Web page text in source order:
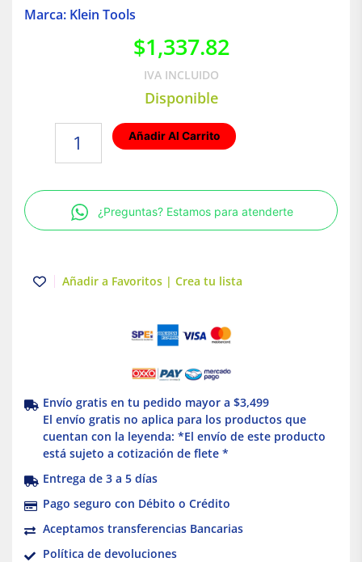
Marca: Klein Tools
$1,337.82
IVA INCLUIDO
Disponible
trabajo
linero
Grandes
Klein
Añadir Al Carrito
¿Preguntas? Estamos para atenderte
Añadir a Favoritos | Crea tu lista
Envío gratis en tu pedido mayor a $3,499
El envío gratis no aplica para los productos que
cuentan con la leyenda: *El envío de este producto
está sujeto a cotización de flete *
Entrega de 3 a 5 días
Pago seguro con Débito o Crédito
Aceptamos transferencias Bancarias
Política de devoluciones